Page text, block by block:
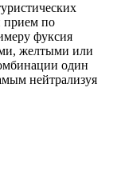
прием по
фуксия
желтыми или
один
нейтрализуя